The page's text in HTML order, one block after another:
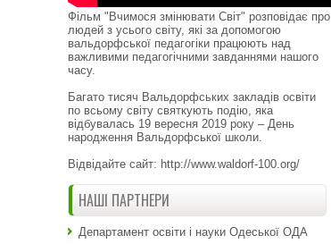
Фільм "Вчимося змінювати Світ" розповідає про
людей з усього світу, які за допомогою
вальдорфської педагогіки працюють над
важливими педагогічними завданнями нашого
часу.
Багато тисяч Вальдорфських закладів освіти
по всьому світу святкують подію, яка
відбувалась 19 вересня 2019 року – День
народження Вальдорфської школи.
Відвідайте сайт: http://www.waldorf-100.org/
НАШІ ПАРТНЕРИ
Департамент освіти і науки Одеської ОДА